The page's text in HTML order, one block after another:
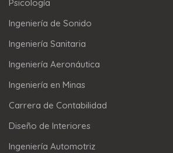
Psicología
Ingeniería de Sonido
Ingeniería Sanitaria
Ingeniería Aeronáutica
Ingeniería en Minas
Carrera de Contabilidad
Diseño de Interiores
Ingeniería Automotriz